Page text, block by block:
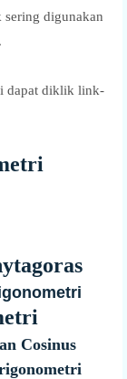
digunakan
dapat diklik link-
Cosinus